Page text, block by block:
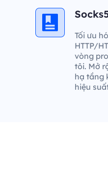
Tối ưu
HTTP/
vòng
tôi. Mở
hạ tầng
hiệu